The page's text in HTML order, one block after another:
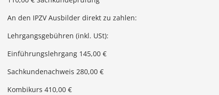
An den IPZV Ausbilder direkt zu zahlen:
Lehrgangsgebühren (inkl. USt):
Einführungslehrgang 145,00 €
Sachkundenachweis 280,00 €
Kombikurs 410,00 €